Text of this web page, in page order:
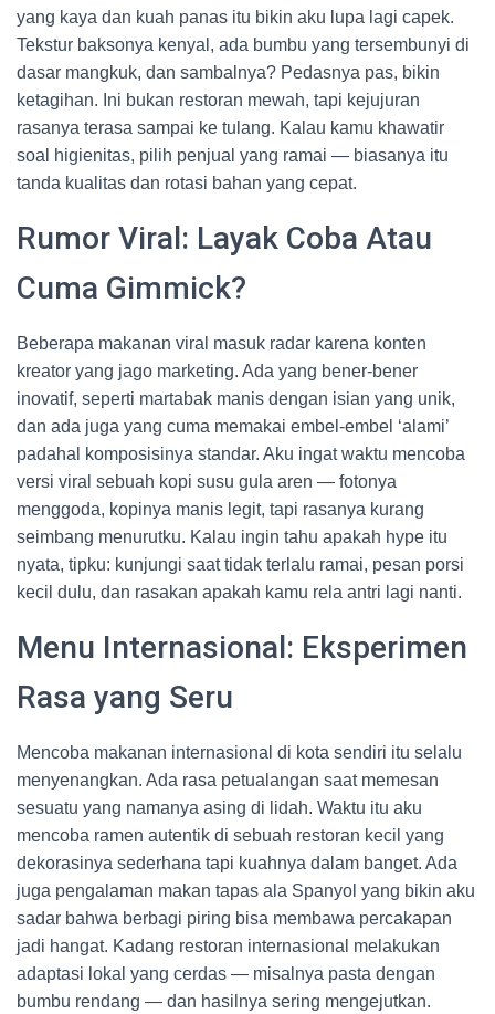
yang kaya dan kuah panas itu bikin aku lupa lagi capek.
Tekstur baksonya kenyal, ada bumbu yang tersembunyi di
dasar mangkuk, dan sambalnya? Pedasnya pas, bikin
ketagihan. Ini bukan restoran mewah, tapi kejujuran
rasanya terasa sampai ke tulang. Kalau kamu khawatir
soal higienitas, pilih penjual yang ramai — biasanya itu
tanda kualitas dan rotasi bahan yang cepat.
Rumor Viral: Layak Coba Atau
Cuma Gimmick?
Beberapa makanan viral masuk radar karena konten
kreator yang jago marketing. Ada yang bener-bener
inovatif, seperti martabak manis dengan isian yang unik,
dan ada juga yang cuma memakai embel-embel ‘alami’
padahal komposisinya standar. Aku ingat waktu mencoba
versi viral sebuah kopi susu gula aren — fotonya
menggoda, kopinya manis legit, tapi rasanya kurang
seimbang menurutku. Kalau ingin tahu apakah hype itu
nyata, tipku: kunjungi saat tidak terlalu ramai, pesan porsi
kecil dulu, dan rasakan apakah kamu rela antri lagi nanti.
Menu Internasional: Eksperimen
Rasa yang Seru
Mencoba makanan internasional di kota sendiri itu selalu
menyenangkan. Ada rasa petualangan saat memesan
sesuatu yang namanya asing di lidah. Waktu itu aku
mencoba ramen autentik di sebuah restoran kecil yang
dekorasinya sederhana tapi kuahnya dalam banget. Ada
juga pengalaman makan tapas ala Spanyol yang bikin aku
sadar bahwa berbagi piring bisa membawa percakapan
jadi hangat. Kadang restoran internasional melakukan
adaptasi lokal yang cerdas — misalnya pasta dengan
bumbu rendang — dan hasilnya sering mengejutkan.